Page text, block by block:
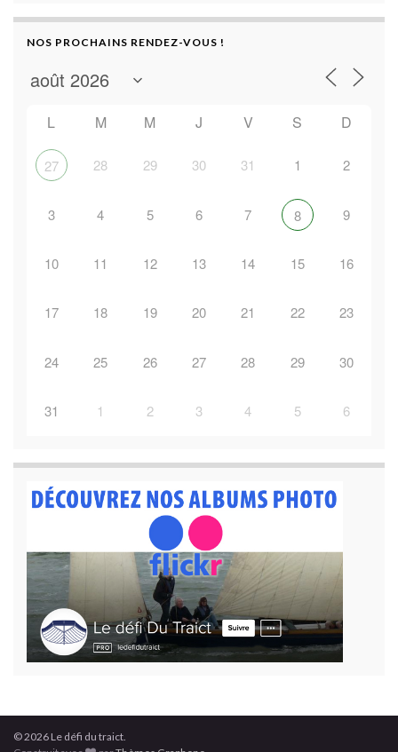
NOS PROCHAINS RENDEZ-VOUS !
L M M J V S D
27 28 29 30 31 1 2
3 4 5 6 7 8 9
10 11 12 13 14 15 16
17 18 19 20 21 22 23
24 25 26 27 28 29 30
31 1 2 3 4 5 6
© 2026 Le défi du traict.